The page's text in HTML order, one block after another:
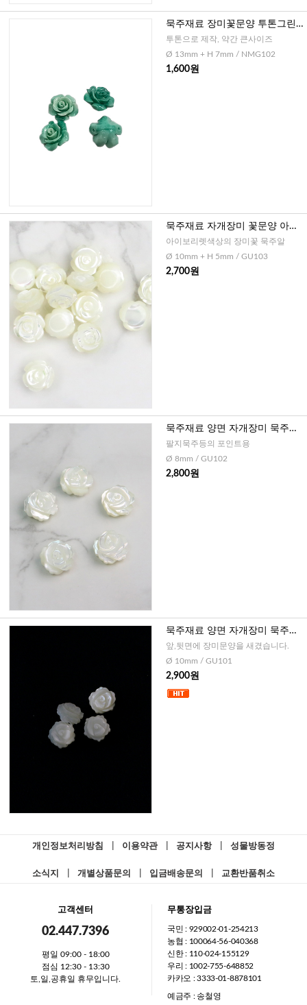
묵주재료 장미꽃문양 투톤그린 -
활짝핀 형, 13mm
투톤으로 제작, 약간 큰사이즈
Ø 13mm + H 7mm / NMG102
1,600원
묵주재료 자개장미 꽃문양 아이
보리 - 10mm
아이보리렛색상의 장미꽃 묵주알
Ø 10mm + H 5mm / GU103
2,700원
묵주재료 양면 자개장미 묵주알
- 8mm
팔지묵주등의 포인트용
Ø 8mm / GU102
2,800원
묵주재료 양면 자개장미 묵주알
-10mm
앞,뒷면에 장미문양을 새겼습니다.
Ø 10mm / GU101
2,900원
개인정보처리방침 이용약관 공지사항 성물방동정
소식지 개별상품문의 입금배송문의 교환반품취소
고객센터
02.447.7396
평일 09:00 - 18:00
점심 12:30 - 13:30
토,일,공휴일 휴무입니다.
무통장입금
국민 : 929002-01-254213
농협 : 100064-56-040368
신한 : 110-024-155129
우리 : 1002-755-648852
카카오 : 3333-01-8878101
예금주 : 송철영